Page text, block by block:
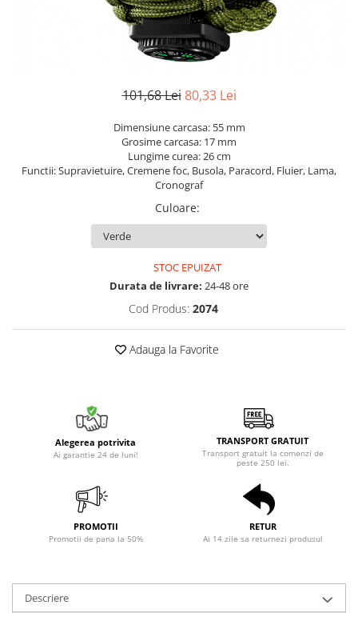
101,68 Lei 80,33 Lei
Dimensiune carcasa: 55 mm
Grosime carcasa: 17 mm
Lungime curea: 26 cm
Functii: Supravietuire, Cremene foc, Busola, Paracord, Fluier, Lama,
Cronograf
Culoare:
STOC EPUIZAT
Durata de livrare: 24-48 ore
Cod Produs: 2074
Adauga la Favorite
Alegerea potrivita
Ai garantie 24 de luni!
TRANSPORT GRATUIT
Transport gratuit la comenzi de
peste 250 lei.
PROMOTII
Promotii de pana la 50%
RETUR
Ai 14 zile sa returnezi produsul
Descriere